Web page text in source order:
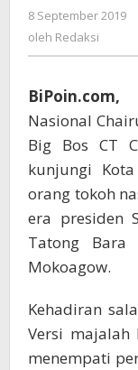
8 September 2019
oleh Redaksi
BiPoin.com,
Nasional
Big Bos CT
kunjungi
orang tokoh
era presiden
Tatong Bara
Mokoagow.
Kehadiran
Versi majalah
menempati